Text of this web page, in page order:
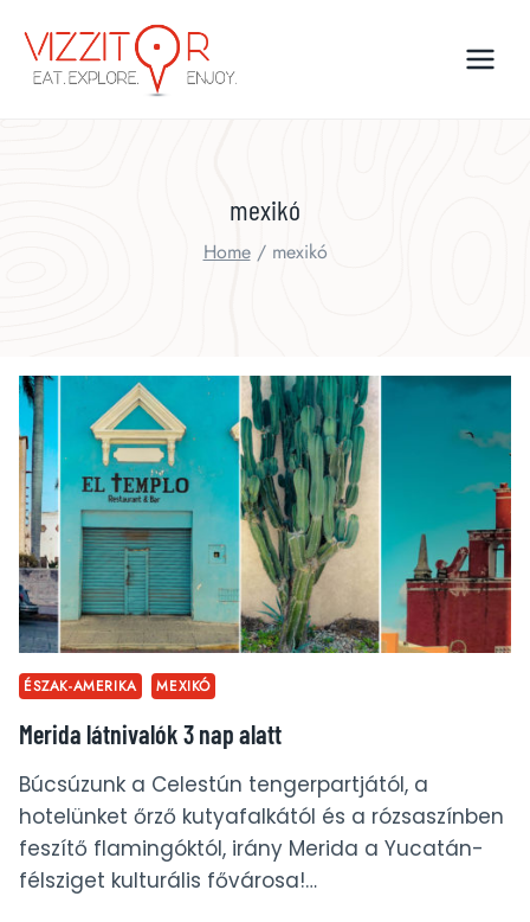
content
mexikó
Home / mexikó
ÉSZAK-AMERIKA MEXIKÓ
Merida látnivalók 3 nap alatt
Búcsúzunk a Celestún tengerpartjától, a
hotelünket őrző kutyafalkától és a rózsaszínben
feszítő flamingóktól, irány Merida a Yucatán-
félsziget kulturális fővárosa!…